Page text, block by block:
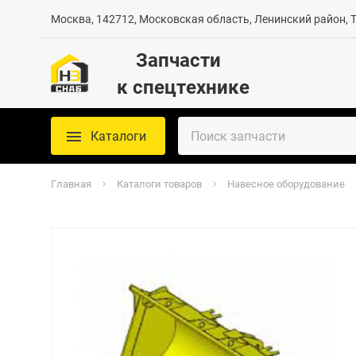
Москва, 142712, Московская область, Ленинский район,
Запчасти
к спецтехнике
Каталоги
Главная Каталоги товаров Навесное оборудование